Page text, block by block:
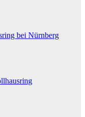
bei Nürnberg